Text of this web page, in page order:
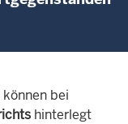
bei
hinterlegt